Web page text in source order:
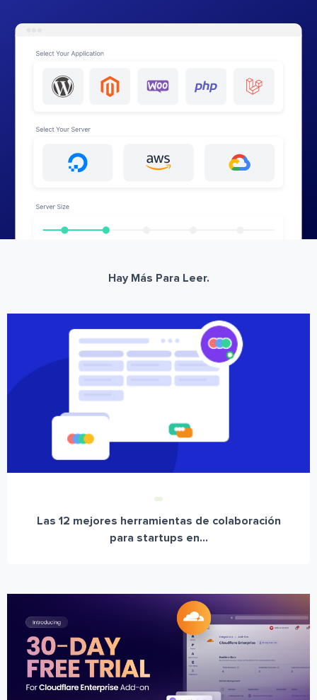
Hay Más Para Leer.
Las 12 mejores herramientas de colaboración
para startups en...